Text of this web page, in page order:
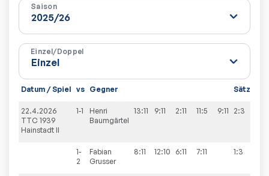
Saison
Einzel/Doppel
Datum / Spiel vs Gegner Sätze
22.4.2026
TTC 1939
Hainstadt II
1-1
Henri
Baumgärtel
13:11 9:11 2:11 11:5 9:11 2:3
1-
2
Fabian
Grusser
8:11 12:10 6:11 7:11 1:3